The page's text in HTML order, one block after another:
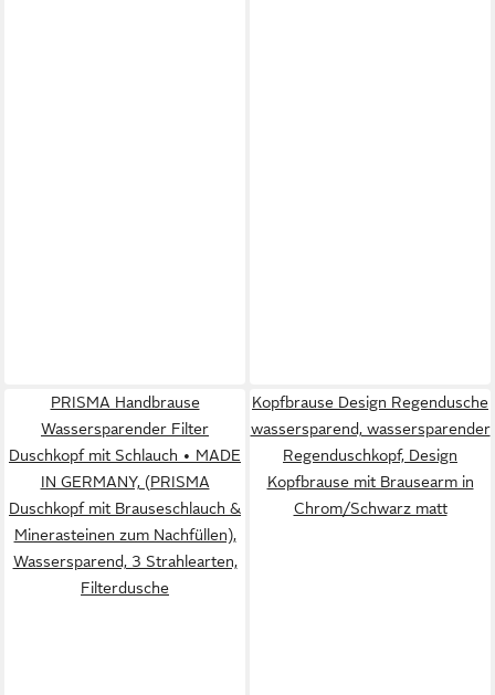
PRISMA Handbrause
Wassersparender Filter
Duschkopf mit Schlauch • MADE
IN GERMANY, (PRISMA
Duschkopf mit Brauseschlauch &
Minerasteinen zum Nachfüllen),
Wassersparend, 3 Strahlearten,
Filterdusche
Kopfbrause Design Regendusche
wassersparend, wassersparender
Regenduschkopf, Design
Kopfbrause mit Brausearm in
Chrom/Schwarz matt